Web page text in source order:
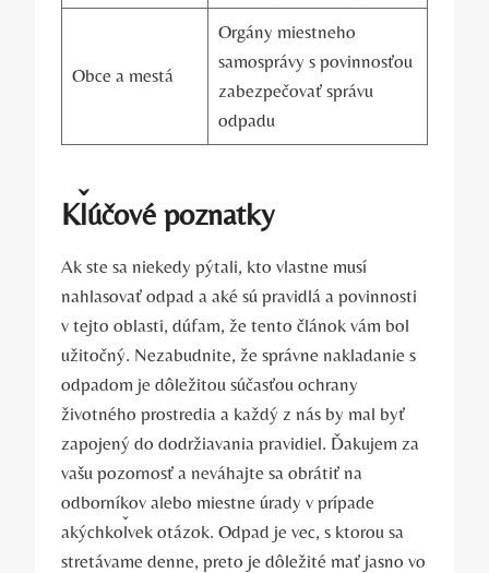
Obce a mestá
Orgány miestneho
samosprávy s povinnosťou
zabezpečovať správu
odpadu
Kľúčové poznatky
Ak ste sa niekedy pýtali, kto vlastne musí
nahlasovať odpad a aké sú pravidlá a povinnosti
v tejto oblasti, dúfam, že tento článok vám bol
užitočný. Nezabudnite, že správne nakladanie s
odpadom je dôležitou súčasťou ochrany
životného prostredia a každý z nás by mal byť
zapojený do dodržiavania pravidiel. Ďakujem za
vašu pozornosť a neváhajte sa obrátiť na
odborníkov alebo miestne úrady v prípade
akýchkoľvek otázok. Odpad je vec, s ktorou sa
stretávame denne, preto je dôležité mať jasno vo